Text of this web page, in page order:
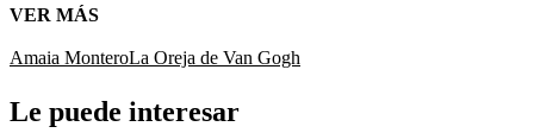
VER MÁS
Amaia MonteroLa Oreja de Van Gogh
Le puede interesar